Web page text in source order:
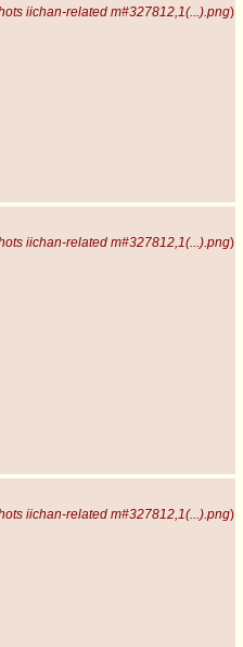
iichan-related m#327812,1(...).png)
iichan-related m#327812,1(...).png)
iichan-related m#327812,1(...).png)